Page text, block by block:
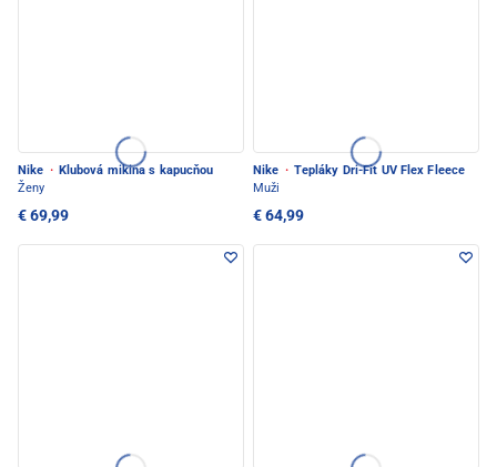
Nike · Klubová mikina s kapucňou
Ženy
€ 69,99
Nike · Tepláky Dri-Fit UV Flex Fleece
Muži
€ 64,99